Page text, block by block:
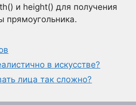
и height() для получения
прямоугольника.
в искусстве?
лица так сложно?